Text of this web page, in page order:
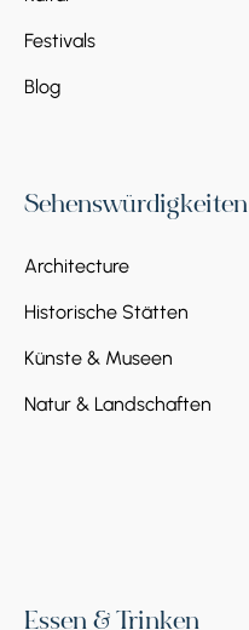
Festivals
Blog
Sehenswürdigkeiten
Architecture
Historische Stätten
Künste & Museen
Natur & Landschaften
Essen & Trinken